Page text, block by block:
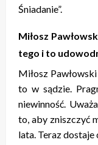
Śniadanie”.
Miłosz
tego i to
Miłosz
to w sądzie.
niewinność.
to, aby zniszczyć
lata. Teraz